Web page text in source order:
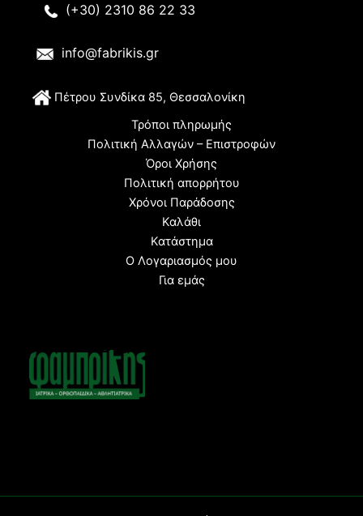
(+30) 2310 86 22 33
info@fabrikis.gr
Πέτρου Συνδίκα 85, Θεσσαλονίκη
Τρόποι πληρωμής
Πολιτική Αλλαγών – Επιστροφών
Όροι Χρήσης
Πολιτική απορρήτου
Χρόνοι Παράδοσης
Καλάθι
Κατάστημα
Ο Λογαριασμός μου
Για εμάς